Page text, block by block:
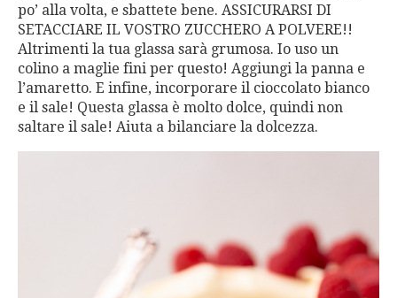
po’ alla volta, e sbattete bene. ASSICURARSI DI
SETACCIARE IL VOSTRO ZUCCHERO A POLVERE!!
Altrimenti la tua glassa sarà grumosa. Io uso un
colino a maglie fini per questo! Aggiungi la panna e
l’amaretto. E infine, incorporare il cioccolato bianco
e il sale! Questa glassa è molto dolce, quindi non
saltare il sale! Aiuta a bilanciare la dolcezza.